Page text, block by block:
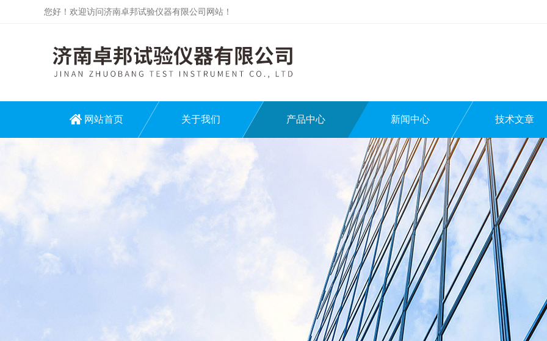
您好！欢迎访问济南卓邦试验仪器有限公司网站！
网站首页 关于我们 产品中心 新闻中心 技术文章